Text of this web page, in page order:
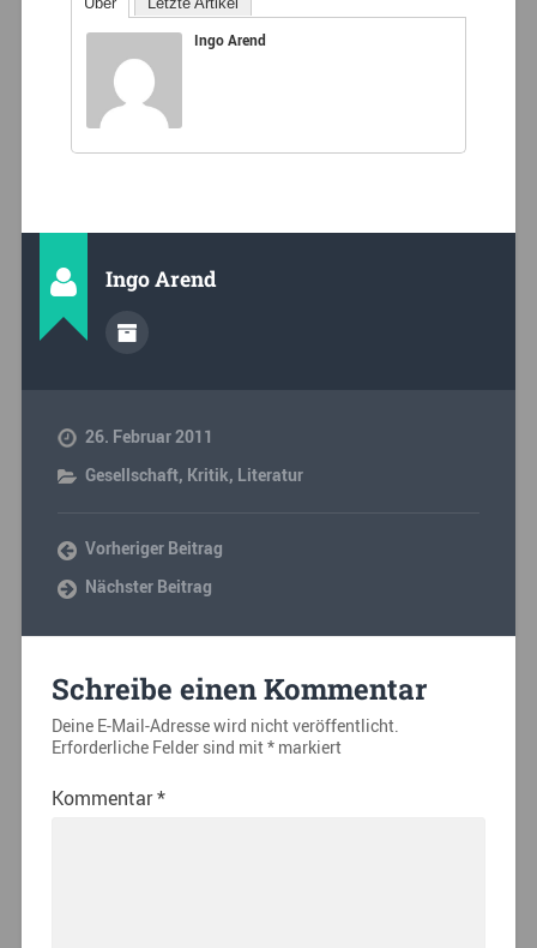
Ingo Arend
Ingo Arend
26. Februar 2011
Gesellschaft, Kritik, Literatur
Vorheriger Beitrag
Nächster Beitrag
Schreibe einen Kommentar
Deine E-Mail-Adresse wird nicht veröffentlicht.
Erforderliche Felder sind mit*markiert
Kommentar*